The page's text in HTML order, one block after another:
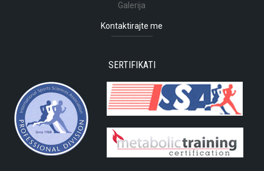
Galerija
Kontaktirajte me
SERTIFIKATI